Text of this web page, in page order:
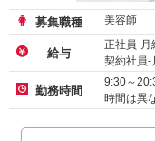
募集職種 美容師
給与
正社員-月
契約社員-
アルバイ
勤務時間
9:30～
時間は異